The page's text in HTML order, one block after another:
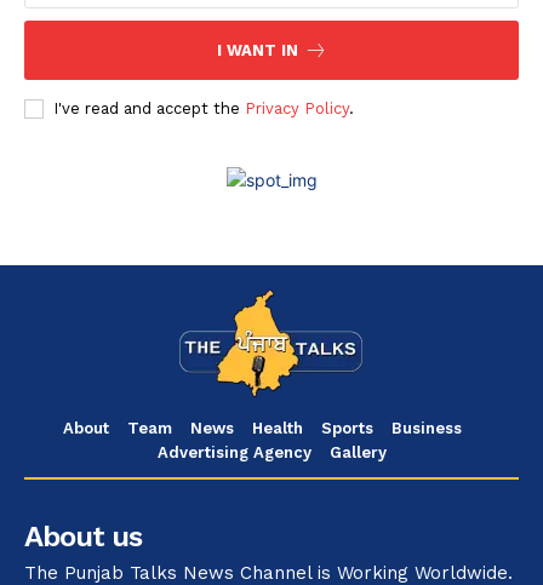
I WANT IN
I've read and accept the Privacy Policy.
About Team News Health Sports
Business
Advertising Agency
Gallery
About us
The Punjab Talks News Channel is Working Worldwide.